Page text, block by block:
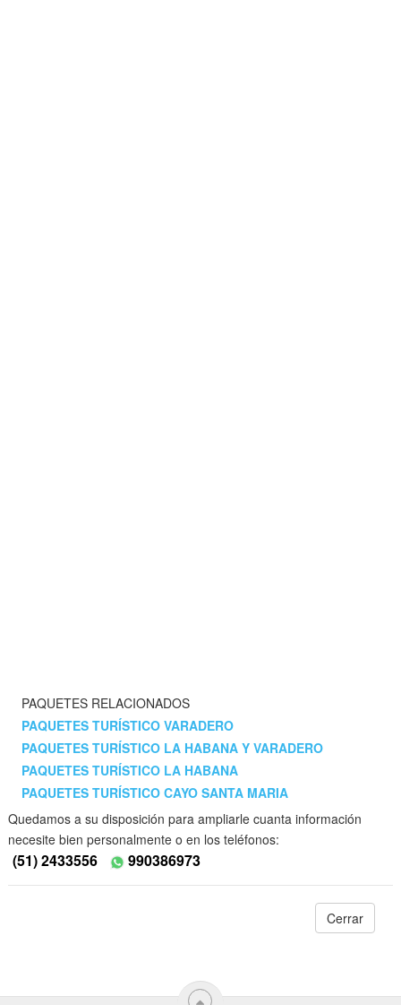
PAQUETES RELACIONADOS
PAQUETES TURÍSTICO VARADERO
PAQUETES TURÍSTICO LA HABANA Y VARADERO
PAQUETES TURÍSTICO LA HABANA
PAQUETES TURÍSTICO CAYO SANTA MARIA
Quedamos a su disposición para ampliarle cuanta información
necesite bien personalmente o en los teléfonos:
(51) 2433556 990386973
Cerrar